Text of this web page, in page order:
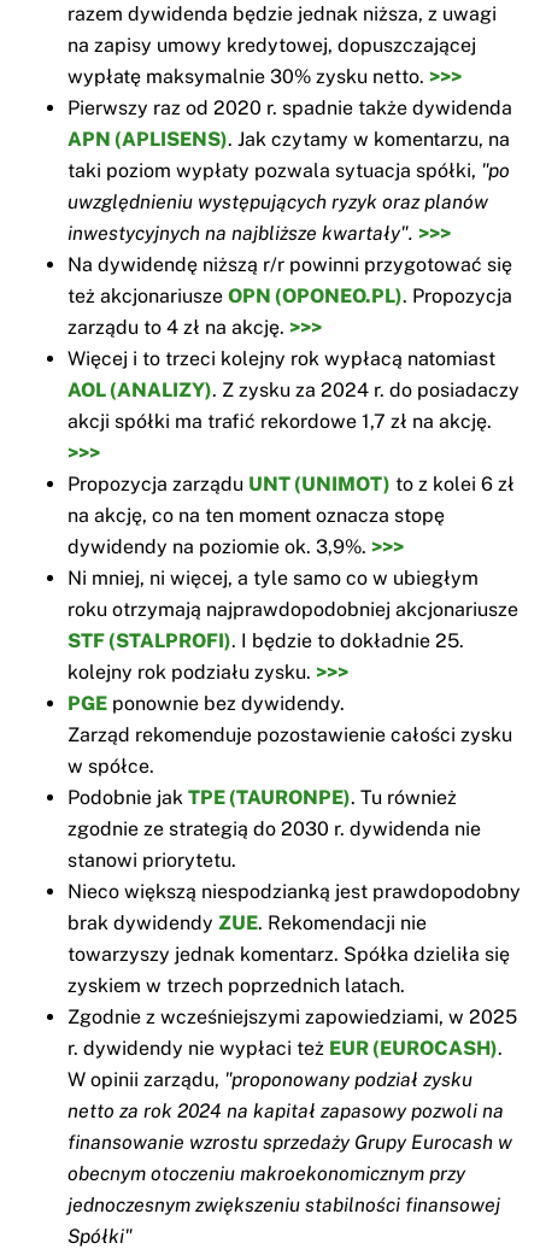
razem dywidenda będzie jednak niższa, z uwagi
na zapisy umowy kredytowej, dopuszczającej
wypłatę maksymalnie 30% zysku netto. >>>
Pierwszy raz od 2020 r. spadnie także dywidenda
APN (APLISENS). Jak czytamy w komentarzu, na
taki poziom wypłaty pozwala sytuacja spółki, "po
uwzględnieniu występujących ryzyk oraz planów
inwestycyjnych na najbliższe kwartały". >>>
Na dywidendę niższą r/r powinni przygotować się
też akcjonariusze OPN (OPONEO.PL). Propozycja
zarządu to 4 zł na akcję. >>>
Więcej i to trzeci kolejny rok wypłacą natomiast
AOL (ANALIZY). Z zysku za 2024 r. do posiadaczy
akcji spółki ma trafić rekordowe 1,7 zł na akcję.
>>>
Propozycja zarządu UNT (UNIMOT) to z kolei 6 zł
na akcję, co na ten moment oznacza stopę
dywidendy na poziomie ok. 3,9%. >>>
Ni mniej, ni więcej, a tyle samo co w ubiegłym
roku otrzymają najprawdopodobniej akcjonariusze
STF (STALPROFI). I będzie to dokładnie 25.
kolejny rok podziału zysku. >>>
PGE ponownie bez dywidendy.
Zarząd rekomenduje pozostawienie całości zysku
w spółce.
Podobnie jak TPE (TAURONPE). Tu również
zgodnie ze strategią do 2030 r. dywidenda nie
stanowi priorytetu.
Nieco większą niespodzianką jest prawdopodobny
brak dywidendy ZUE. Rekomendacji nie
towarzyszy jednak komentarz. Spółka dzieliła się
zyskiem w trzech poprzednich latach.
Zgodnie z wcześniejszymi zapowiedziami, w 2025
r. dywidendy nie wypłaci też EUR (EUROCASH).
W opinii zarządu, "proponowany podział zysku
netto za rok 2024 na kapitał zapasowy pozwoli na
finansowanie wzrostu sprzedaży Grupy Eurocash w
obecnym otoczeniu makroekonomicznym przy
jednoczesnym zwiększeniu stabilności finansowej
Spółki"